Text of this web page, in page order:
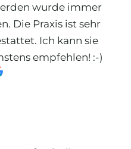
wurde immer
Die Praxis ist sehr
Ich kann sie
empfehlen! :-)